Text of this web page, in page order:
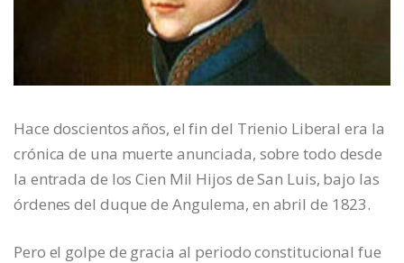
Hace doscientos años, el fin del Trienio Liberal era la
crónica de una muerte anunciada, sobre todo desde
la entrada de los Cien Mil Hijos de San Luis, bajo las
órdenes del duque de Angulema, en abril de 1823.
Pero el golpe de gracia al periodo constitucional fue